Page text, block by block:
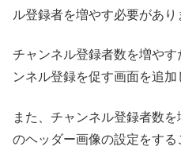
ル登録者を増やす必要があり
チャンネル登録者数を増や
ンネル登録を促す画面を追加
また、チャンネル登録者数
のヘッダー画像の設定をする